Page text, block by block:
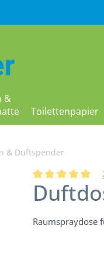
&
Toilettenpapier
& Duftspender
Raumspraydose